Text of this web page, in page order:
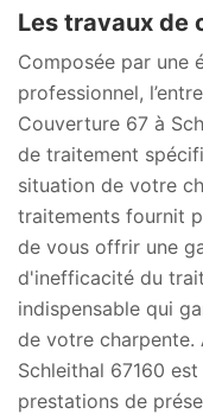
Les travaux de
Composée par une
professionnel,
Couverture 67 à
de traitement
situation de votre
traitements fournit
de vous offrir une
d'inefficacité du
indispensable qui
de votre charpente.
Schleithal 67160
prestations de